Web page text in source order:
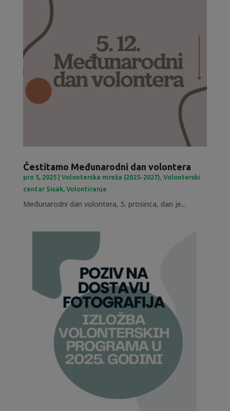
Čestitamo Međunarodni dan volontera
pro 5, 2025| Volonterska mreža (2025-2027), Volonterski
centar Sisak, Volontiranje
Međunarodni dan volontera, 5. prosinca, dan je...